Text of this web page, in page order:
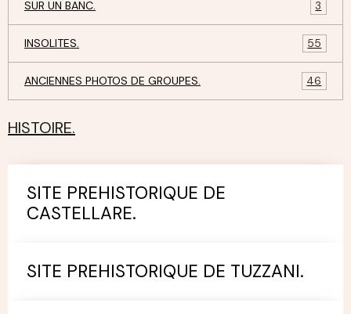
SUR UN BANC. 3
INSOLITES. 55
ANCIENNES PHOTOS DE GROUPES. 46
HISTOIRE.
SITE PREHISTORIQUE DE
CASTELLARE.
SITE PREHISTORIQUE DE TUZZANI.